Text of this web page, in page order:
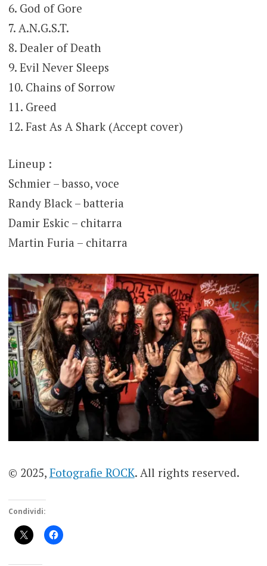
6. God of Gore
7. A.N.G.S.T.
8. Dealer of Death
9. Evil Never Sleeps
10. Chains of Sorrow
11. Greed
12. Fast As A Shark (Accept cover)
Lineup :
Schmier – basso, voce
Randy Black – batteria
Damir Eskic – chitarra
Martin Furia – chitarra
© 2025, Fotografie ROCK. All rights reserved.
Condividi: